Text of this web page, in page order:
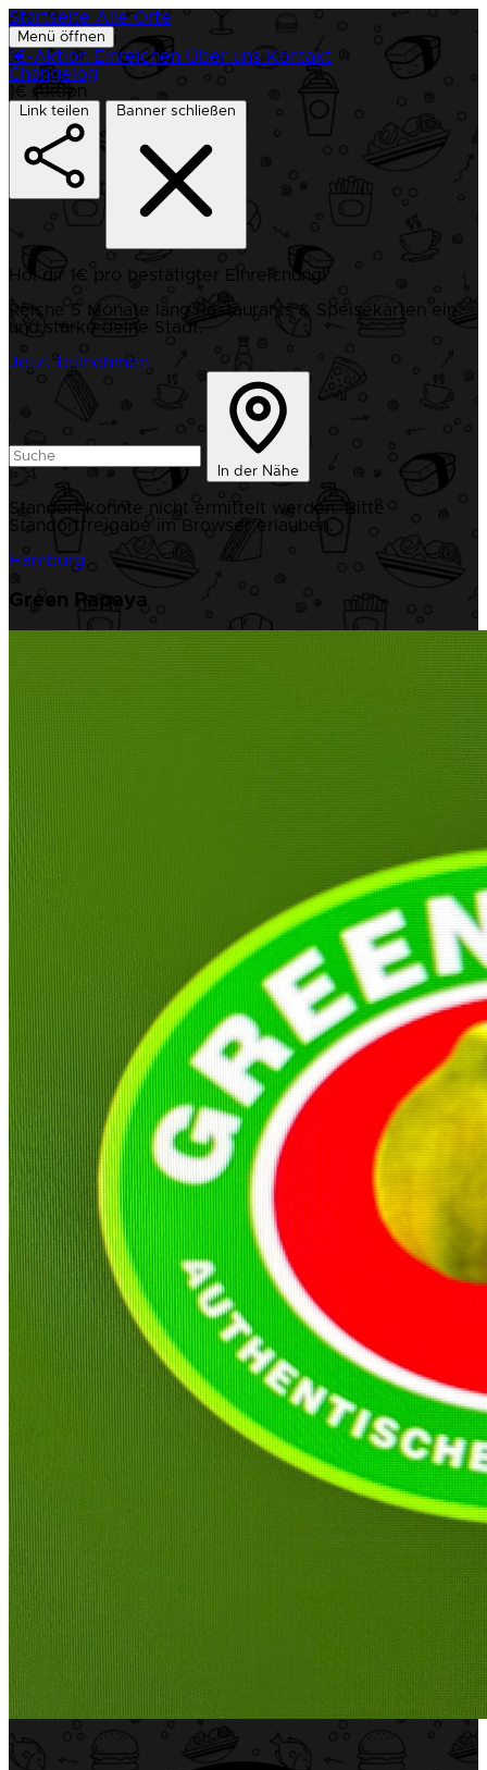
Startseite Alle Orte
Menü öffnen
1€-Aktion Einreichen Über uns Kontakt
Changelog
1€ Aktion
Link teilen Banner schließen
Hol dir 1€ pro bestätigter Einreichung!
Reiche 5 Monate lang Restaurants & Speisekarten ein
und stärke deine Stadt.
Jetzt teilnehmen
In der Nähe
Standort konnte nicht ermittelt werden. Bitte
Standortfreigabe im Browser erlauben.
Hamburg
Green Papaya